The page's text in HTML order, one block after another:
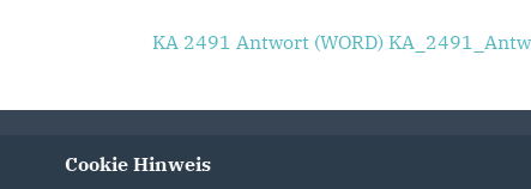
KA 2491 Antwort (WORD)
Cookie Hinweis